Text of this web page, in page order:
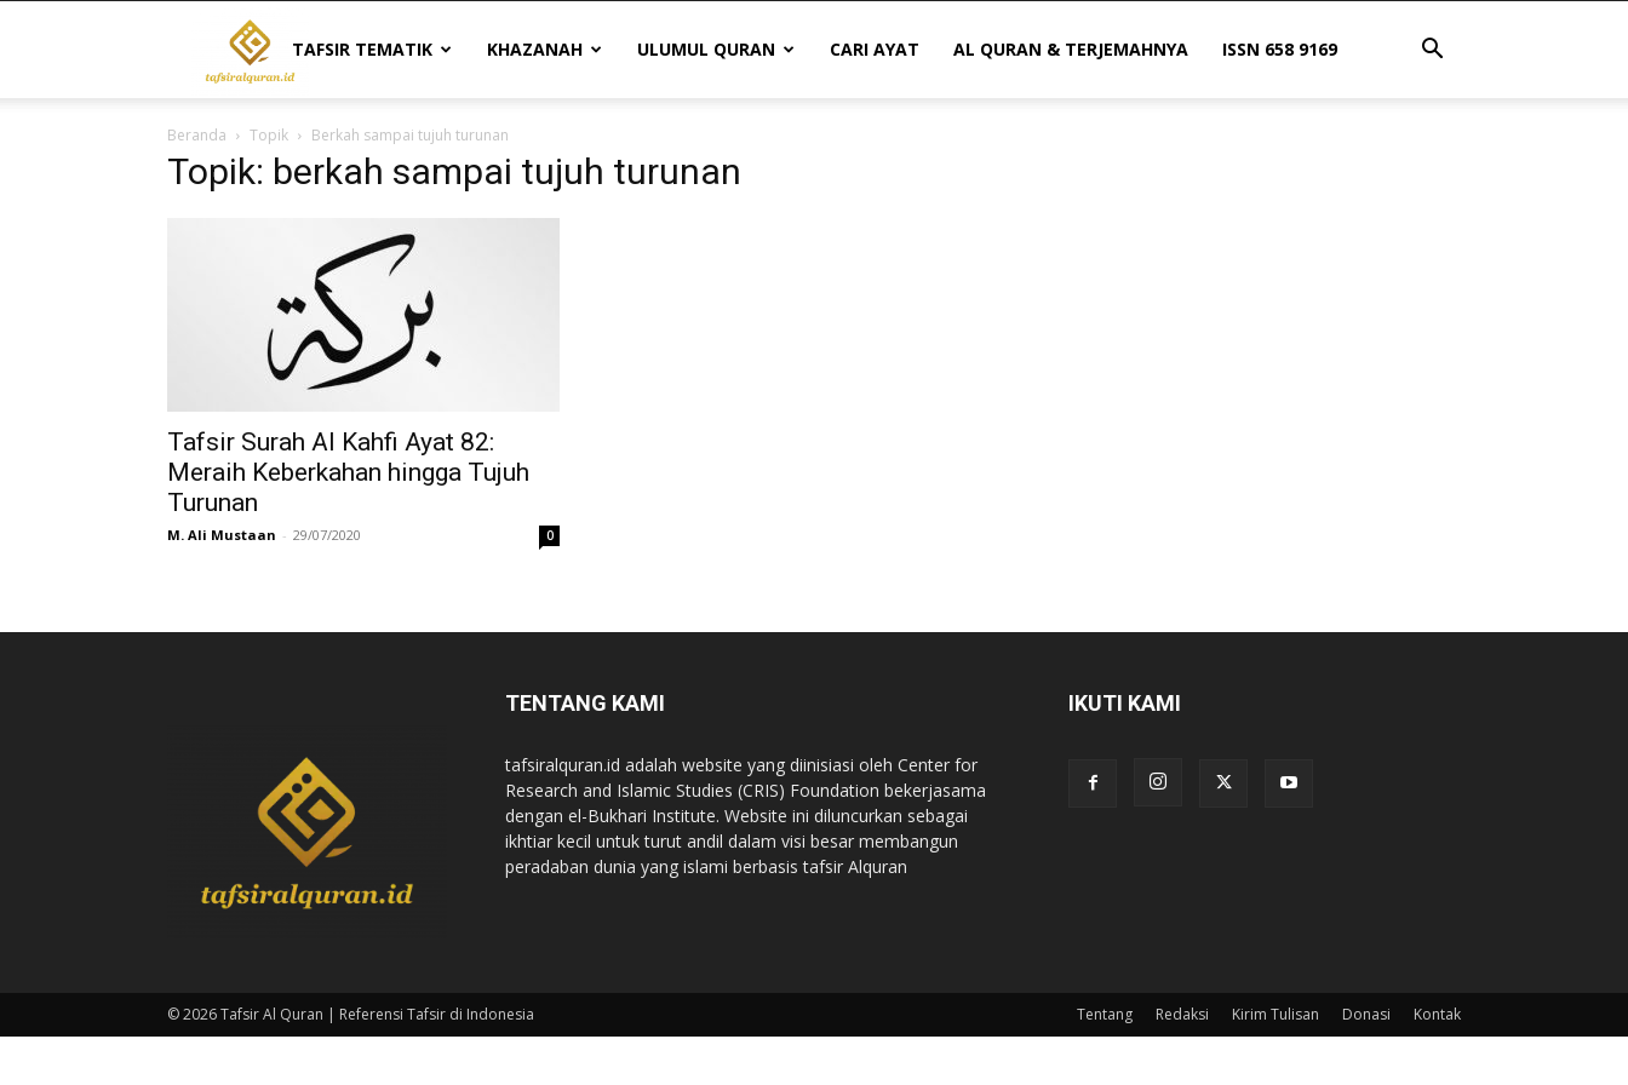
Tafsir
Al
|
Referensi
Tafsir
di
TAFSIR TEMATIK KHAZANAH ULUMUL QURAN CARI AYAT AL QURAN & TERJEMAHNYA ISSN 658 9169
Beranda Topik Berkah sampai tujuh turunan
Topik: berkah sampai tujuh turunan
Tafsir Surah Al Kahfi Ayat 82:
Meraih Keberkahan hingga Tujuh
Turunan
M. Ali Mustaan - 29/07/2020 0
TENTANG KAMI
tafsiralquran.id adalah website yang diinisiasi oleh Center for
Research and Islamic Studies (CRIS) Foundation bekerjasama
dengan el-Bukhari Institute. Website ini diluncurkan sebagai
ikhtiar kecil untuk turut andil dalam visi besar membangun
peradaban dunia yang islami berbasis tafsir Alquran
IKUTI KAMI
Tentang Redaksi Kirim Tulisan Donasi Kontak
© 2026 Tafsir Al Quran | Referensi Tafsir di Indonesia